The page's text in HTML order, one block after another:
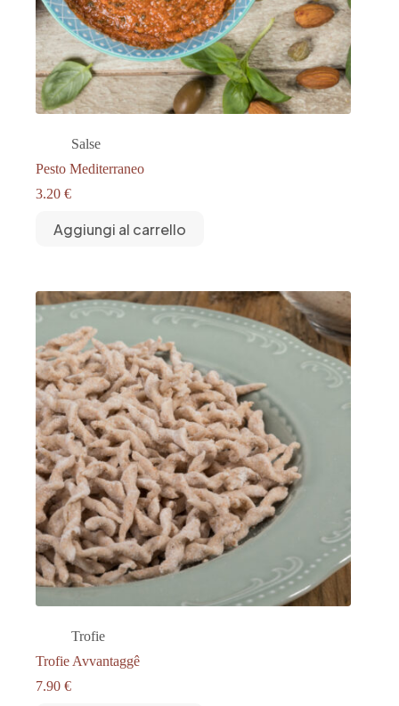
Salse
Pesto Mediterraneo
3.20 €
Aggiungi al carrello
Trofie
Trofie Avvantaggê
7.90 €